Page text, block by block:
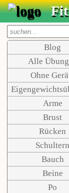
Blog
Alle
Ohne
Arme
Brust
Rücken
Schultern
Bauch
Beine
Po